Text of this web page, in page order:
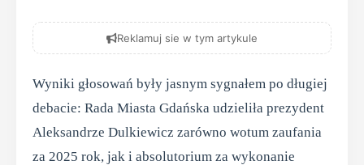
Reklamuj sie w tym artykule
Wyniki głosowań były jasnym sygnałem po długiej
debacie: Rada Miasta Gdańska udzieliła prezydent
Aleksandrze Dulkiewicz zarówno wotum zaufania
za 2025 rok, jak i absolutorium za wykonanie